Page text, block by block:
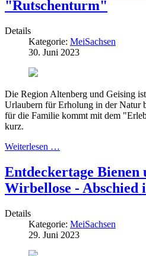
"Rutschenturm"
Details
Kategorie: MeiSachsen
30. Juni 2023
Die Region Altenberg und Geising
Urlaubern für Erholung in der Natur
für die Familie kommt mit dem
kurz.
Weiterlesen …
Entdeckertage Bienen
Wirbellose - Abschied
Details
Kategorie: MeiSachsen
29. Juni 2023